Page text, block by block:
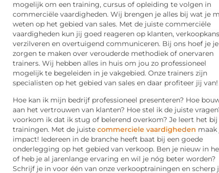
mogelijk om een training, cursus of opleiding te volgen in
commerciële vaardigheden. Wij brengen je alles bij wat je
weten op het gebied van sales. Met de juiste commerciële
vaardigheden kun jij goed reageren op klanten,
verzilveren en overtuigend communiceren. Bij ons hoef je
zorgen te maken over verouderde methodiek of onervaren
trainers. Wij hebben alles in huis om jou zo professioneel
mogelijk te begeleiden in je vakgebied. Onze trainers zijn
specialisten op het gebied van sales en daar profiteer jij van!
Hoe kan ik mijn bedrijf professioneel presenteren? Hoe
aan het vertrouwen van klanten? Hoe stel ik de juiste
voorkom ik dat ik stug of belerend overkom? Je leert het bij
trainingen. Met de juiste commerciele vaardigheden maak
impact! Iedereen in de branche heeft baat bij een goede
onderlegging op het gebied van verkoop. Ben je nieuw in
of heb je al jarenlange ervaring en wil je nóg beter worden?
Schrijf je in voor één van onze verkooptrainingen en scherp